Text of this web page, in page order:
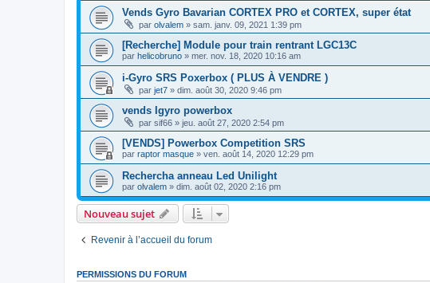
Vends Gyro Bavarian CORTEX PRO et CORTEX, super état
par olvalem » sam. janv. 09, 2021 1:39 pm
[Recherche] Module pour train rentrant LGC13C
par helicobruno » mer. nov. 18, 2020 10:16 am
i-Gyro SRS Poxerbox ( PLUS À VENDRE )
par jet7 » dim. août 30, 2020 9:46 pm
vends Igyro powerbox
par sif66 » jeu. août 27, 2020 2:54 pm
[VENDS] Powerbox Competition SRS
par raptor masque » ven. août 14, 2020 12:29 pm
Rechercha anneau Led Unilight
par olvalem » dim. août 02, 2020 2:16 pm
Nouveau sujet
Revenir à l’accueil du forum
PERMISSIONS DU FORUM